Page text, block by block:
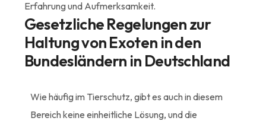
Erfahrung und Aufmerksamkeit.
Gesetzliche Regelungen zur
Haltung von Exoten in den
Bundesländern in Deutschland
Wie häufig im Tierschutz, gibt es auch in diesem
Bereich keine einheitliche Lösung, und die